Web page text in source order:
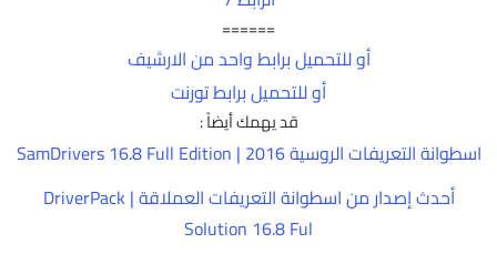
======
أو للتحميل برابط واحد من الارشيف
أو للتحميل برابط تورنت
قد يهمك أيضاً :
اسطوانة التعريفات الروسية 2016 | SamDrivers 16.8 Full Edition
أحدث إصدار من اسطوانة التعريفات العملاقة | DriverPack
Solution 16.8 Ful